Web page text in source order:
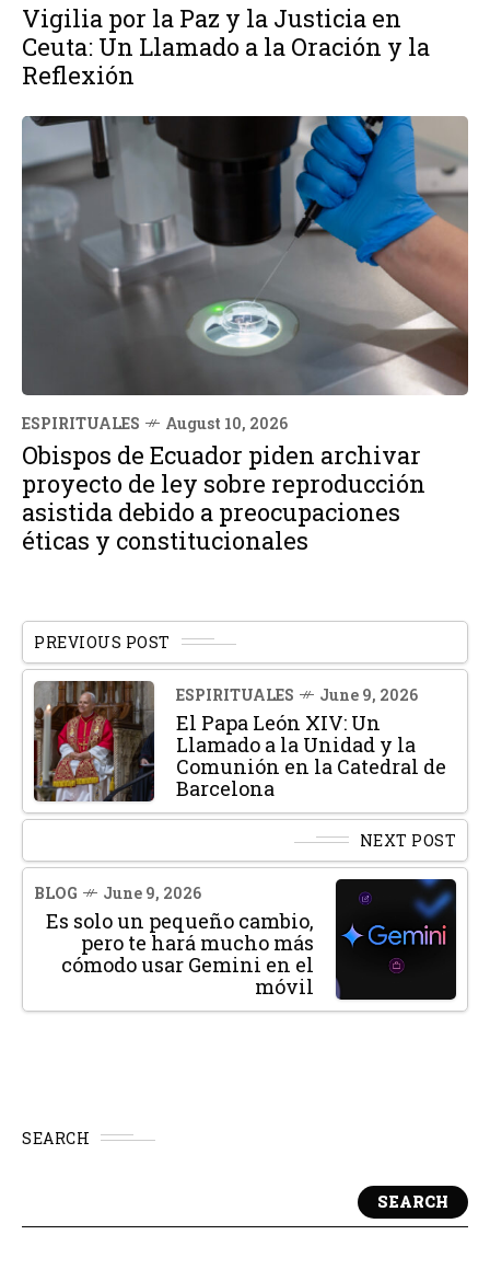
Vigilia por la Paz y la Justicia en
Ceuta: Un Llamado a la Oración y la
Reflexión
ESPIRITUALES August 10, 2026
Obispos de Ecuador piden archivar
proyecto de ley sobre reproducción
asistida debido a preocupaciones
éticas y constitucionales
PREVIOUS POST
ESPIRITUALES June 9, 2026
El Papa León XIV: Un
Llamado a la Unidad y la
Comunión en la Catedral de
Barcelona
NEXT POST
BLOG June 9, 2026
Es solo un pequeño cambio,
pero te hará mucho más
cómodo usar Gemini en el
móvil
SEARCH
SEARCH